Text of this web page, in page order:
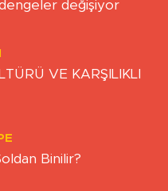
değişiyor
VE KARŞILIKLI
Binilir?